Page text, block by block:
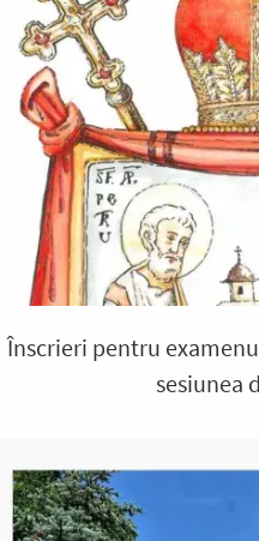
Înscrieri pentru
sesiunea